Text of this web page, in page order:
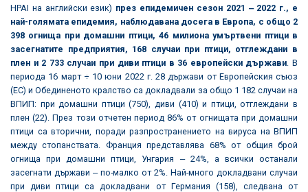
HPAI на английски език) през епидемичен сезон 2021 ‒ 2022 г., е
най-голямата епидемия, наблюдавана досега в Европа, с общо 2
398 огнища при домашни птици, 46 милиона умъртвени птици в
засегнатите предприятия, 168 случаи при птици, отглеждани в
плен и 2 733 случаи при диви птици в 36 европейски държави . В
периода 16 март ÷ 10 юни 2022 г. 28 държави от Европейския съюз
(ЕС) и Обединеното кралство са докладвали за общо 1 182 случаи на
ВПИП: при домашни птици (750), диви (410) и птици, отглеждани в
плен (22). През този отчетен период 86% от огнищата при домашни
птици са вторични, поради разпространението на вируса на ВПИП
между стопанствата. Франция представлява 68% от общия брой
огнища при домашни птици, Унгария ‒ 24%, а всички останали
засегнати държави ‒ по-малко от 2%. Най-много докладвани случаи
при диви птици са докладвани от Германия (158), следвана от